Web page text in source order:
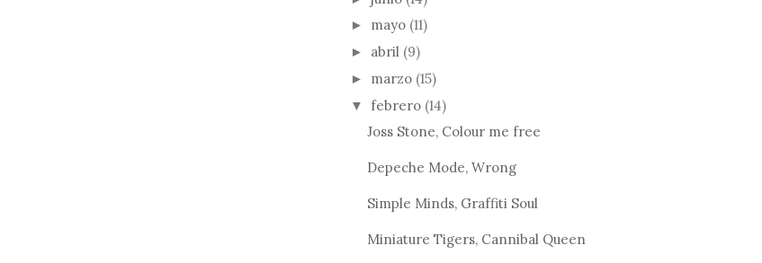
► mayo (11)
► abril (9)
► marzo (15)
▼ febrero (14)
Joss Stone, Colour me free
Depeche Mode, Wrong
Simple Minds, Graffiti Soul
Miniature Tigers, Cannibal Queen